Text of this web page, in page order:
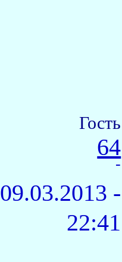
Гость
64
-
09.03.2013 -
22:41